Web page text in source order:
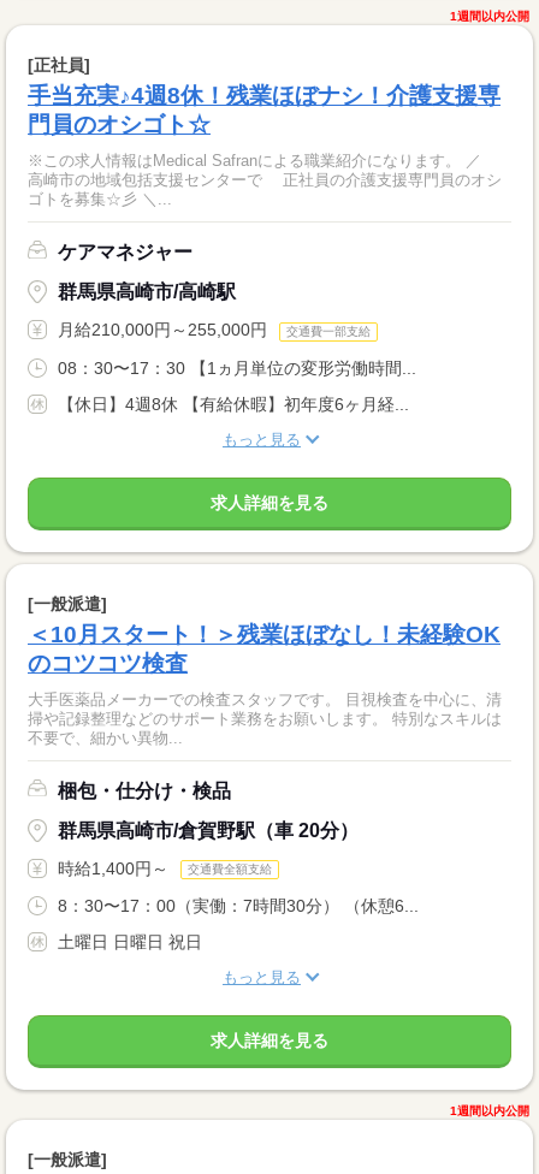
1週間以内公開
[正社員]
手当充実♪4週8休！残業ほぼナシ！介護支援専
門員のオシゴト☆
※この求人情報はMedical Safranによる職業紹介になります。 ／
高崎市の地域包括支援センターで 正社員の介護支援専門員のオシ
ゴトを募集☆彡 ＼...
ケアマネジャー
群馬県高崎市/高崎駅
月給210,000円～255,000円 交通費一部支給
08：30〜17：30 【1ヵ月単位の変形労働時間...
【休日】4週8休 【有給休暇】初年度6ヶ月経...
もっと見る
求人詳細を見る
[一般派遣]
＜10月スタート！＞残業ほぼなし！未経験OK
のコツコツ検査
大手医薬品メーカーでの検査スタッフです。 目視検査を中心に、清
掃や記録整理などのサポート業務をお願いします。 特別なスキルは
不要で、細かい異物...
梱包・仕分け・検品
群馬県高崎市/倉賀野駅（車 20分）
時給1,400円～ 交通費全額支給
8：30〜17：00（実働：7時間30分） （休憩6...
土曜日 日曜日 祝日
もっと見る
求人詳細を見る
1週間以内公開
[一般派遣]